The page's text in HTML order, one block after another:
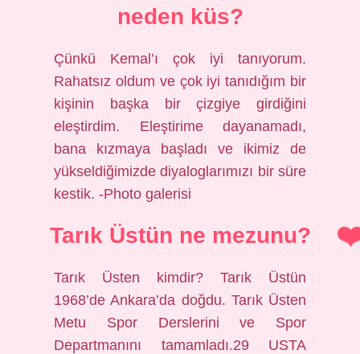
neden küs?
Çünkü Kemal’ı çok iyi tanıyorum.
Rahatsız oldum ve çok iyi tanıdığım bir
kişinin başka bir çizgiye girdiğini
eleştirdim. Eleştirime dayanamadı,
bana kızmaya başladı ve ikimiz de
yükseldiğimizde diyaloglarımızı bir süre
kestik. -Photo galerisi
Tarık Üstün ne mezunu?
Tarık Üsten kimdir? Tarık Üstün
1968’de Ankara’da doğdu. Tarık Üsten
Metu Spor Derslerini ve Spor
Departmanını tamamladı.29 USTA